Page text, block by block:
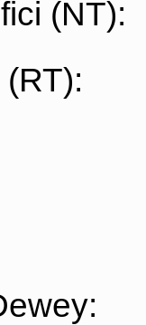
(NT):